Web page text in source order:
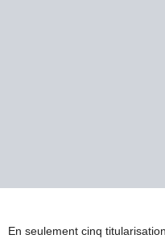
En seulement cinq